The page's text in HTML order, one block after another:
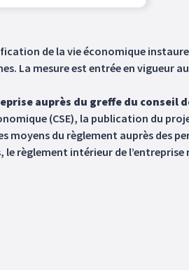
de la vie économique instaure
La mesure est entrée en vigueur au
auprès du greffe du conseil
(CSE), la publication du
moyens du règlement auprès des
règlement intérieur de l’entreprise